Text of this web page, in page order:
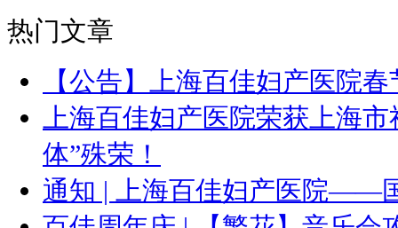
热门文章
【公告】上海百佳妇产医院
上海百佳妇产医院荣获上海
体”殊荣！
通知 | 上海百佳妇产医院——